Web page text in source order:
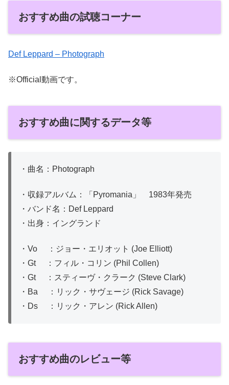
おすすめ曲の試聴コーナー
Def Leppard – Photograph
※Official動画です。
おすすめ曲に関するデータ等
・曲名：Photograph
・収録アルバム：「Pyromania」 1983年発売
・バンド名：Def Leppard
・出身：イングランド
・Vo ：ジョー・エリオット (Joe Elliott)
・Gt ：フィル・コリン (Phil Collen)
・Gt ：スティーヴ・クラーク (Steve Clark)
・Ba ：リック・サヴェージ (Rick Savage)
・Ds ：リック・アレン (Rick Allen)
おすすめ曲のレビュー等